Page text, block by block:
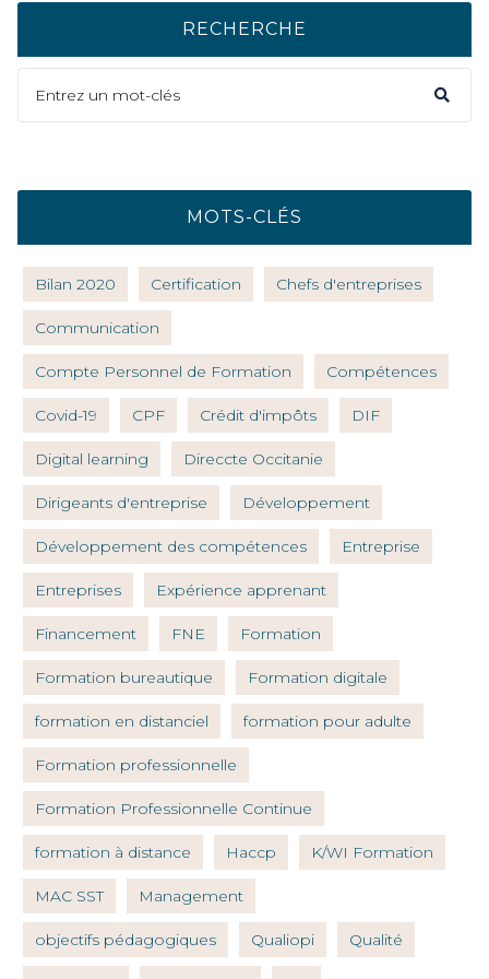
RECHERCHE
MOTS-CLÉS
Bilan 2020 Certification Chefs d'entreprises
Communication
Compte Personnel de Formation Compétences
Covid-19 CPF Crédit d'impôts DIF
Digital learning Direccte Occitanie
Dirigeants d'entreprise Développement
Développement des compétences Entreprise
Entreprises Expérience apprenant
Financement FNE Formation
Formation bureautique Formation digitale
formation en distanciel formation pour adulte
Formation professionnelle
Formation Professionnelle Continue
formation à distance Haccp K/WI Formation
MAC SST Management
objectifs pédagogiques Qualiopi Qualité